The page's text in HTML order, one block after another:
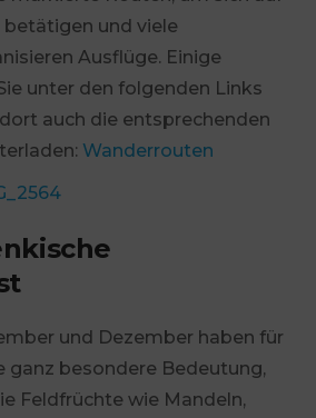
und viele
Ausflüge. Einige
unter den folgenden Links
auch die entsprechenden
Wanderrouten
und Dezember haben für
ganz besondere Bedeutung,
Feldfrüchte wie Mandeln,